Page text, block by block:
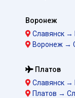
Воронеж
Славянск →
Воронеж →
Платов
Славянск →
Платов →